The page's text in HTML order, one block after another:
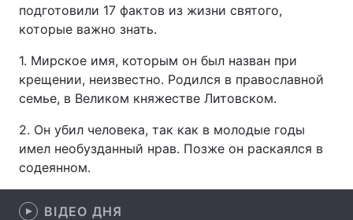
подготовили 17 фактов из жизни святого,
которые важно знать.
1. Мирское имя, которым он был назван при
крещении, неизвестно. Родился в православной
семье, в Великом княжестве Литовском.
2. Он убил человека, так как в молодые годы
имел необузданный нрав. Позже он раскаялся в
содеянном.
ВІДЕО ДНЯ